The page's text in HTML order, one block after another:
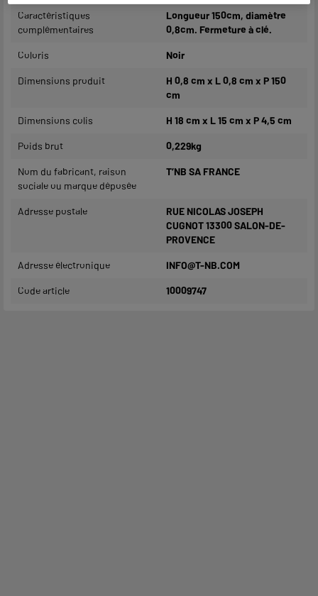
Caractéristiques
complémentaires
Longueur 150cm, diamètre
0,8cm. Fermeture à clé.
Coloris Noir
Dimensions produit
H 0,8 cm x L 0,8 cm x P 150
cm
Dimensions colis H 18 cm x L 15 cm x P 4,5 cm
Poids brut 0,229kg
Nom du fabricant, raison
sociale ou marque déposée
T’NB SA FRANCE
Adresse postale
RUE NICOLAS JOSEPH
CUGNOT 13300 SALON-DE-
PROVENCE
Adresse électronique INFO@T-NB.COM
Code article 10009747